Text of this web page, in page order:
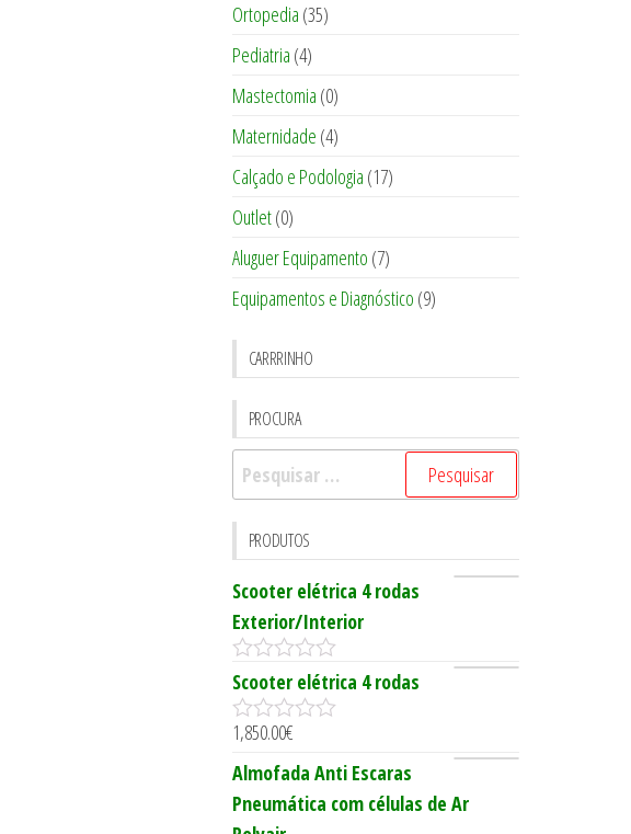
Ortopedia (35)
Pediatria (4)
Mastectomia (0)
Maternidade (4)
Calçado e Podologia (17)
Outlet(0)
Aluguer Equipamento (7)
Equipamentos e Diagnóstico (9)
CARRRINHO
PROCURA
Pesquisar
por:
PRODUTOS
Scooter elétrica 4 rodas
Exterior/Interior
0
o
u
t
f
5
Scooter elétrica 4 rodas
0
u
t
o
1,850.00€
Almofada Anti Escaras
Pneumática com células de Ar